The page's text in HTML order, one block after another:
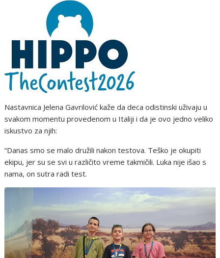
Nastavnica Jelena Gavrilović kaže da deca odistinski uživaju u
svakom momentu provedenom u Italiji i da je ovo jedno veliko
iskustvo za njih:
“Danas smo se malo družili nakon testova. Teško je okupiti
ekipu, jer su se svi u različito vreme takmičili. Luka nije išao s
nama, on sutra radi test.